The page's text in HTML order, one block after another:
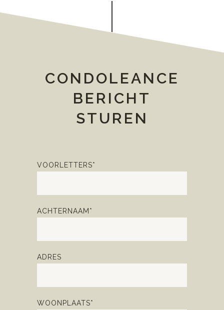
CONDOLEANCE
BERICHT
STUREN
VOORLETTERS*
ACHTERNAAM*
ADRES
WOONPLAATS*